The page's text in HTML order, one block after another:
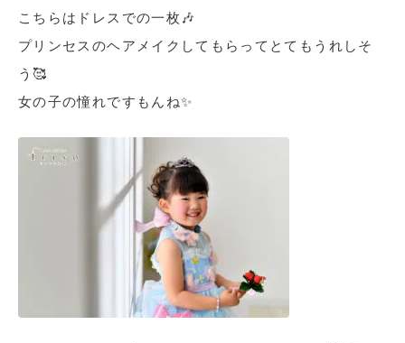
こちらはドレスでの一枚🎶
プリンセスのヘアメイクしてもらってとてもうれしそ
う🥰
女の子の憧れですもんね✨